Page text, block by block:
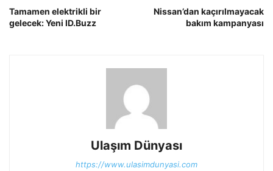
Tamamen elektrikli bir
gelecek: Yeni ID.Buzz
Nissan’dan kaçırılmayacak
bakım kampanyası
Ulaşım Dünyası
https://www.ulasimdunyasi.com